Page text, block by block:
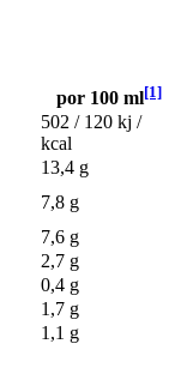
por 100 ml[1]
502 / 120 kj /
kcal
13,4 g
7,8 g
7,6 g
2,7 g
0,4 g
1,7 g
1,1 g